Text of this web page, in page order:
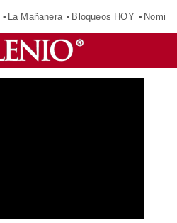
La Mañanera Bloqueos HOY